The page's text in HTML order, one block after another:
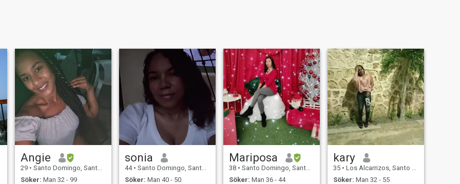
Angie
29 • Santo Domingo, Santo Domingo, Dominikanska Rep.
Söker: Man 32 - 99
sonia
44 • Santo Domingo, Santo Domingo, Dominikanska Rep.
Söker: Man 40 - 50
Mariposa
38 • Santo Domingo, Santo Domingo, Dominikanska Rep.
Söker: Man 36 - 44
kary
35 • Los Alcarrizos, Santo Domingo, Dominikanska Rep.
Söker: Man 32 - 55